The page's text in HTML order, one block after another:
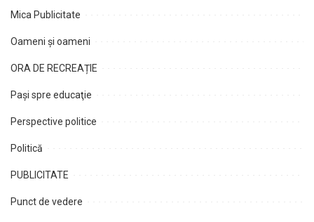
Mica Publicitate
Oameni şi oameni
ORA DE RECREAȚIE
Paşi spre educaţie
Perspective politice
Politică
PUBLICITATE
Punct de vedere